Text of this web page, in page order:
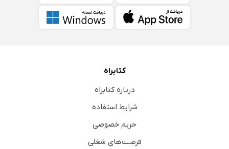
کتابراه
درباره کتابراه
شرایط استفاده
حریم خصوصی
فرصت‌های شغلی